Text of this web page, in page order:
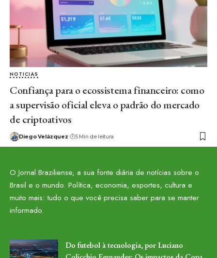
NOTICIAS
Confiança para o ecossistema financeiro: como
a supervisão oficial eleva o padrão do mercado
de criptoativos
Diego Velázquez 5 Min de leitura
O Jornal Braziliense, a sua fonte diária de notícias sobre o
Brasil e o mundo. Política, economia, esportes, cultura e
muito mais: tudo o que você precisa saber para se manter
informado.
Do futebol à tecnologia, por Luciano